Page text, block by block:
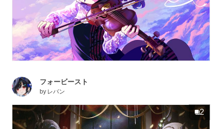
フォービースト
by レバン
2